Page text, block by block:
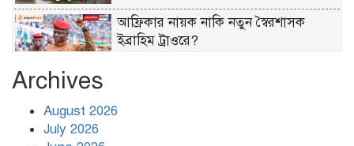
আফ্রিকার নায়ক নাকি নতুন স্বৈরশাসক
ইব্রাহিম ট্রাওরে?
ইসলামী লাইফের আলোচনা সভা
Archives
August 2026
July 2026